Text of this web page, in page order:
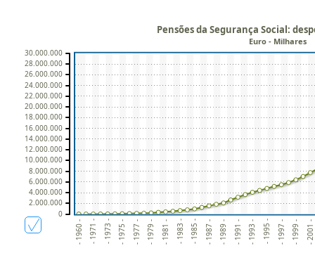
- 1960 - - 1971 - - 1973 - - 1975 - - 1977 - - 1979 - - 1981 - - 1983 - - 1985 - - 1987 - - 1989 - - 1991 - - 1993 - - 1995 - - 1997 - - 1999 - - 2001 -
Pensões da Segurança Social:
Euro - Milhares
0
2.000.000
4.000.000
6.000.000
8.000.000
10.000.000
12.000.000
14.000.000
16.000.000
18.000.000
20.000.000
22.000.000
24.000.000
26.000.000
28.000.000
30.000.000